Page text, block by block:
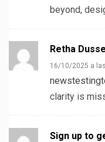
beyond,
Retha
16/10/2025 a
clarity is
Sign up to